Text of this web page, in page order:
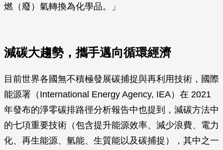
燃（廢）氣轉換為化學品。」
減碳大趨勢，攜手邁向循環經濟
目前世界各國無不積極發展碳捕捉與再利用技術，國際
能源署（International Energy Agency, IEA）在 2021
年發布的淨零碳排路徑分析報告中也提到，減碳方法中
的七項重要技術（包含提升能源效率、減少浪費、電力
化、再生能源、氫能、生質能以及碳捕捉），其中之一